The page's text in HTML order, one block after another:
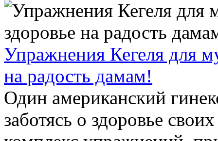
Упражнения Кегеля для
на радость дамам!
Один американский
заботясь о здоровье